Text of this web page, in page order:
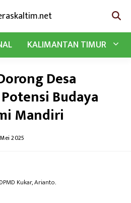
KALIMANTAN TIMUR
Desa
Budaya
Mandiri
2025
Kukar, Arianto.